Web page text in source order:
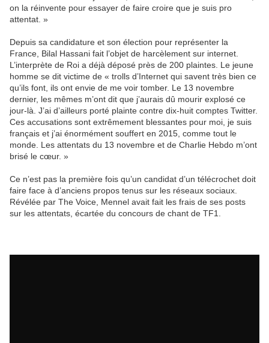
on la réinvente pour essayer de faire croire que je suis pro
attentat. »
Depuis sa candidature et son élection pour représenter la
France, Bilal Hassani fait l’objet de harcèlement sur internet.
L’interprète de Roi a déjà déposé près de 200 plaintes. Le jeune
homme se dit victime de « trolls d’Internet qui savent très bien ce
qu’ils font, ils ont envie de me voir tomber. Le 13 novembre
dernier, les mêmes m’ont dit que j’aurais dû mourir explosé ce
jour-là. J’ai d’ailleurs porté plainte contre dix-huit comptes Twitter.
Ces accusations sont extrêmement blessantes pour moi, je suis
français et j’ai énormément souffert en 2015, comme tout le
monde. Les attentats du 13 novembre et de Charlie Hebdo m’ont
brisé le cœur. »
Ce n’est pas la première fois qu’un candidat d’un télécrochet doit
faire face à d’anciens propos tenus sur les réseaux sociaux.
Révélée par The Voice, Mennel avait fait les frais de ses posts
sur les attentats, écartée du concours de chant de TF1.